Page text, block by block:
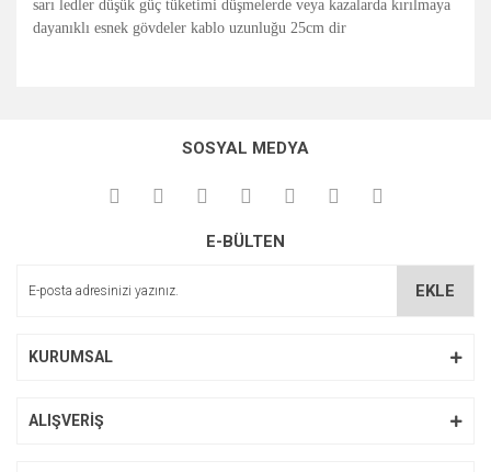
sarı ledler düşük güç tüketimi düşmelerde veya kazalarda kırılmaya
dayanıklı esnek gövdeler kablo uzunluğu 25cm dir
kullanarak tarafımıza iletebilirsiniz.
Görüş ve önerileriniz için teşekkür ederiz.
Ürün açıklamasında eksik bilgiler bulunuyor.
SOSYAL MEDYA
E-BÜLTEN
EKLE
KURUMSAL
ALIŞVERİŞ